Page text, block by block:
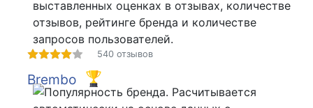
540 отзывов
Brembo